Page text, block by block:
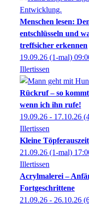
Menschen lesen:
entschlüsseln und
treffsicher erkennen
19.09.26 (1-mal)
Illertissen
Rückruf – so
wenn ich ihn rufe!
19.09.26 - 17.10.26
Illertissen
Kleine
21.09.26 (1-mal)
Illertissen
Acrylmalerei –
Fortgeschrittene
21.09.26 - 26.10.26